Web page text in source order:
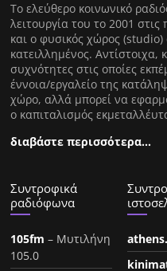
Tο ελεύθερο κοινωνικό
λειτουργία του το 2001 στις
και ο φυσικός χώρος (studio)
κατειλλημένος. Αντίστοιχα,
συχνότητες στις οποίες
έννοια/εργαλείο της
χώρο, αλλά μπορεί να
ο καπιταλισμός
διαβάστε περισσότερα…
Συντροφικά
ραδιόφωνα
105fm – Μυτιλήνη
105.0